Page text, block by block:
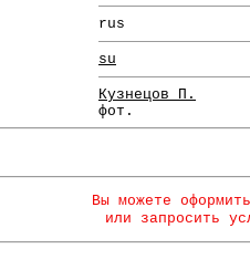
rus
su
Кузнецов П.
фот.
Вы можете
или запросить